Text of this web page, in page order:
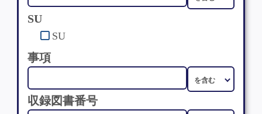
SU
SU
事項
収録図書番号